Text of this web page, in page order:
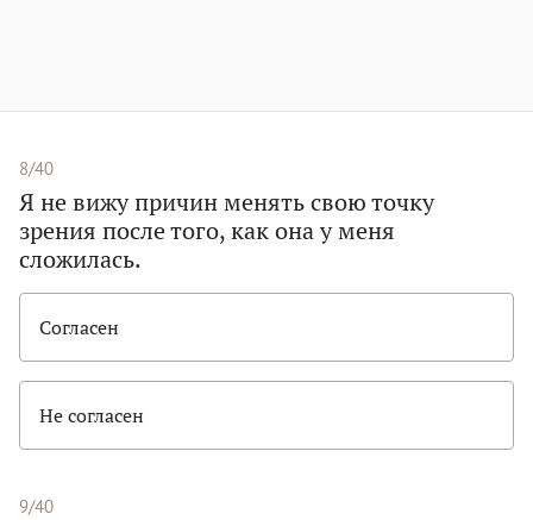
8/40
Я не вижу причин менять свою точку
зрения после того, как она у меня
сложилась.
Согласен
Не согласен
9/40